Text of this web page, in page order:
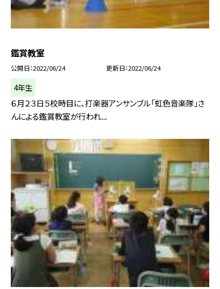
鑑賞教室
公開日 2022/06/24 更新日 2022/06/24
4年生
６月２３日５校時目に、打楽器アンサンブル「虹色音楽隊」さ
んによる鑑賞教室が行われ...